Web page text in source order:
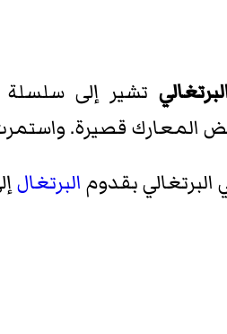
تشير إلى سلسلة
المعارك قصيرة.
البرتغالي بقدوم البرتغال